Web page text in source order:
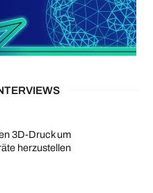
3D-Druck um
herzustellen